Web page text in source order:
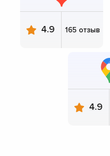
4.9 165 отзыв
4.9